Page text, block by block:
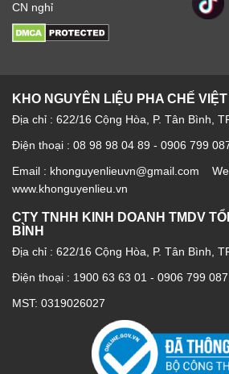
CN nghỉ
KHO NGUYÊN LIỆU PHA CHẾ
Địa chỉ : 622/16 Cộng Hòa, P. Tân Bình,
Điện thoại : 08 98 98 04 89 - 0906 799
Email : khonguyenlieuvn@gmail.com
www.khonguyenlieu.vn
CTY TNHH KINH DOANH TMDV
BÌNH
Địa chỉ : 622/16 Cộng Hòa, P. Tân Bình,
Điện thoại : 1900 63 63 01 - 0906 799 087
MST: 0319026027